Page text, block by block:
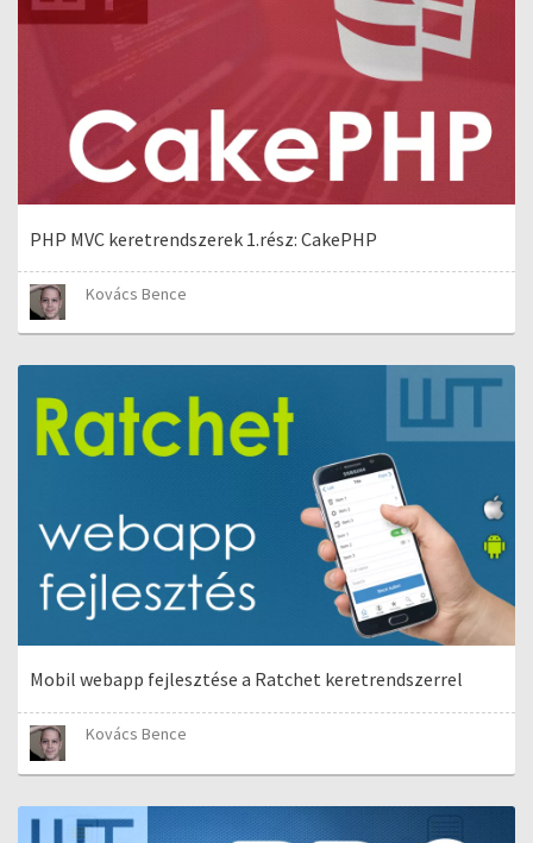
PHP MVC keretrendszerek 1.rész: CakePHP
Kovács Bence
Mobil webapp fejlesztése a Ratchet keretrendszerrel
Kovács Bence